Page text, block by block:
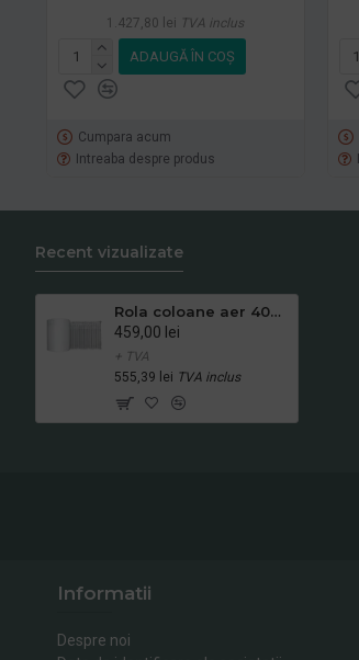
1.427,80 lei TVA inclus
ADAUGĂ ÎN COŞ
Cumpara acum
Intreaba despre produs
Recent vizualizate
Rola coloane aer 400mm x 300m x 0.06 mm
459,00 lei
+ TVA
555,39 lei TVA inclus
Informatii
Despre noi